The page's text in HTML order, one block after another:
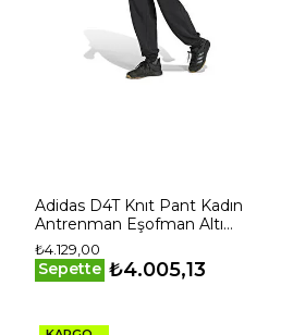
Adidas D4T Knıt Pant Kadın
Antrenman Eşofman Altı
JP2644 Siyah
₺4.129,00
Sepette ₺4.005,13